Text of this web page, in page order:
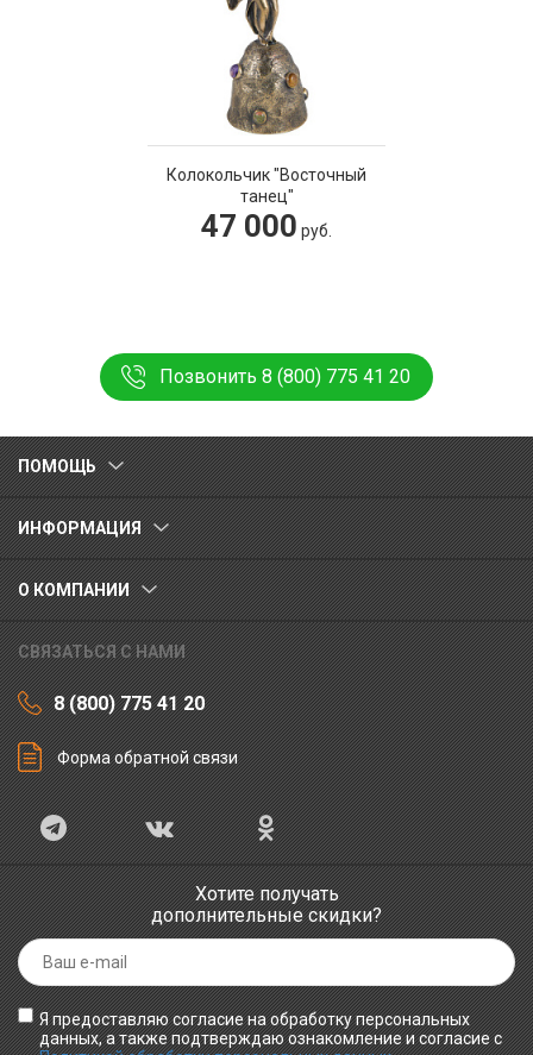
Колокольчик "Восточный
танец"
47 000 руб.
Позвонить 8 (800) 775 41 20
ПОМОЩЬ
ИНФОРМАЦИЯ
О КОМПАНИИ
СВЯЗАТЬСЯ С НАМИ
8 (800) 775 41 20
Форма обратной связи
Хотите получать
дополнительные скидки?
Я предоставляю согласие на обработку персональных
данных, а также подтверждаю ознакомление и согласие с